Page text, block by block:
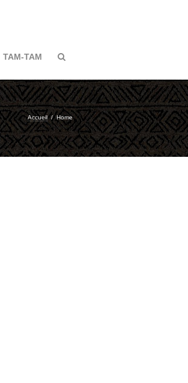
TAM-TAM
Accueil/Home